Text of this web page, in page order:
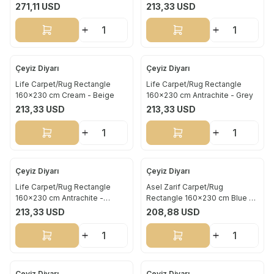
271,11 USD
Sepete Ekle
213,33 USD
Sepete Ekle
Yeni
Çeyiz Diyarı
Life Carpet/Rug Rectangle
160x230 cm Cream - Beige
213,33 USD
Sepete Ekle
Yeni
Çeyiz Diyarı
Life Carpet/Rug Rectangle
160x230 cm Antrachite - Grey
213,33 USD
Sepete Ekle
Yeni
Çeyiz Diyarı
Life Carpet/Rug Rectangle
160x230 cm Antrachite -
Cream
213,33 USD
Sepete Ekle
Yeni
Çeyiz Diyarı
Asel Zarif Carpet/Rug
Rectangle 160x230 cm Blue -
Beige
208,88 USD
Sepete Ekle